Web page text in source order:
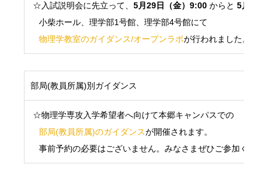
☆入試説明会に先立って、 5月29日（金）9:00 からと 5月30
小柴ホール、理学部1号館、理学部4号館にて
物理学教室のガイダンス/オープンラボが行われました。
部局(教員所属)別ガイダンス
☆物理学専攻入学希望者へ向けて本郷キャンパスでの
部局(教員所属)のガイダンスが開催されます。
事前予約の必要はございません。みなさまぜひご参加くださ